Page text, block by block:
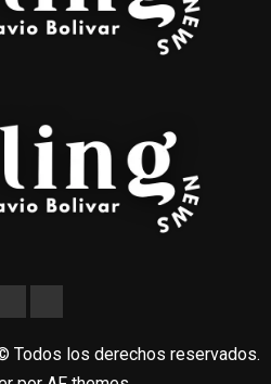
Todos los derechos reservados.